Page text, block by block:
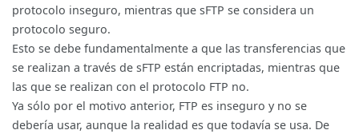
protocolo inseguro, mientras que sFTP se considera un
protocolo seguro.
Esto se debe fundamentalmente a que las transferencias que
se realizan a través de sFTP están encriptadas, mientras que
las que se realizan con el protocolo FTP no.
Ya sólo por el motivo anterior, FTP es inseguro y no se
debería usar, aunque la realidad es que todavía se usa. De